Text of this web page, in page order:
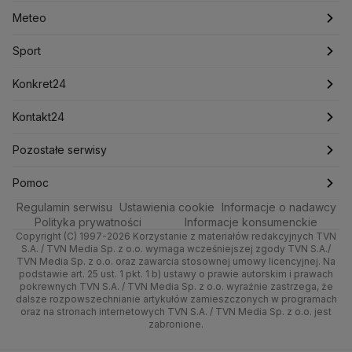
Lotnisko Chopina
Mariusz Błaszczak
Mark Zuckerberg
Ministerstwo Aktywów Państwowych
Ministerstwo Infrastruktury
Ministerstwo Rolnictwa
Ministerstwo Rozwoju i Technologii
Ministerstwo Sportu i Turystyki
Ministerstwo Cyfryzacji
Ministerstwo Edukacji Narodowej
Ministerstwo Finansów
Ministerstwo Klimatu i Środowiska
Ministerstwo Nauki i Szkolnictwa Wyższego
Meteo
Sport
Zdrowie
Technologia
Quizy
Tematy
Artykuły
Newslettery
Fakty o Świecie
Ludzie Faktów
Łódź
Katowice
Kraków
Poznań
Trójmiasto
Kielce
Kujawsko-pomorskie
Lublin
Lubuskie
Najnowsze
Notowania
Pieniądze
Nieruchomości
Rynki
Dla firm
Handel
Ze świata
Tech
Moto
Meteo
Pogoda godzinowa
Pogoda długoterminowa
Pogoda na jutro
Pogoda na weekend
Najnowsze
Polska
Prognoza
Świat
Nauka
Sport
Piłka Nożna
Tenis
Kolarstwo
Skoki Narciarskie
Sporty zimowe
Lekkoatletyka
Siatkówka
F1
Konkret24
Najnowsze
Polska
Świat
Polityka
Zdrowie
Tech
Nauka
Kontakt24
Najnowsze
Gorące Tematy
Wyślij zgłoszenie
Pozostałe serwisy
TVN
Dzień Dobry TVN
Uwaga TVN
HGTV
TVN Turbo
Pomoc
Centrum pomocy
Test zgodności
Oglądaj na TV
Zrealizuj voucher
Regulamin serwisu Ustawienia cookie
Informacje o nadawcy
Polityka prywatności
Informacje konsumenckie
Copyright (C) 1997-2026 Korzystanie z materiałów redakcyjnych TVN
S.A. / TVN Media Sp. z o.o. wymaga wcześniejszej zgody TVN S.A./
TVN Media Sp. z o.o. oraz zawarcia stosownej umowy licencyjnej. Na
podstawie art. 25 ust. 1 pkt. 1 b) ustawy o prawie autorskim i prawach
pokrewnych TVN S.A. / TVN Media Sp. z o.o. wyraźnie zastrzega, że
dalsze rozpowszechnianie artykułów zamieszczonych w programach
oraz na stronach internetowych TVN S.A. / TVN Media Sp. z o.o. jest
zabronione.